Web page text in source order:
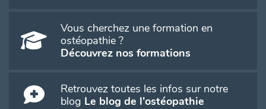
Vous cherchez une formation en
ostéopathie ?
Découvrez nos formations
Retrouvez toutes les infos sur notre
blog Le blog de l'ostéopathie